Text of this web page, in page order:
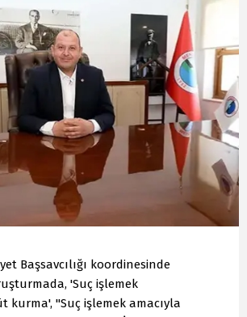
Başsavcılığı koordinesinde
'Suç işlemek
kurma', "Suç işlemek amacıyla